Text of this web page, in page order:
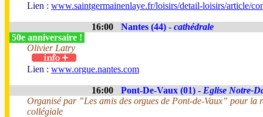
Lien : www.saintgermainenlaye.fr/loisirs/detail-loisirs/article/
16:00 Nantes (44) - cathédrale
50e anniversaire !
Olivier Latry
Lien : www.orgue.nantes.com
16:00 Pont-De-Vaux (01) - Eglise Notre-
Organisé par ”Les amis des orgues de Pont-de-Vaux” pour la
collégiale